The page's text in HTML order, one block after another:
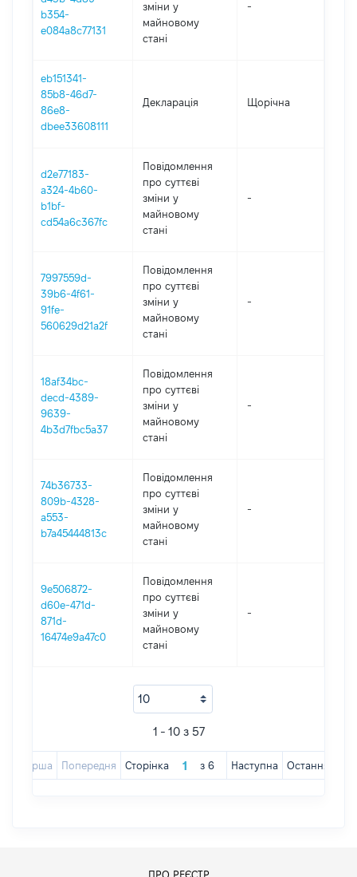
b354-
e084a8c77131
зміни y
майновому
стані
-
eb151341-
85b8-46d7-
86e8-
dbee33608111
Декларація Щорічна
d2e77183-
a324-4b60-
b1bf-
cd54a6c367fc
Повідомлення
про суттєві
зміни y
майновому
стані
-
7997559d-
39b6-4f61-
91fe-
560629d21a2f
Повідомлення
про суттєві
зміни y
майновому
стані
-
18af34bc-
decd-4389-
9639-
4b3d7fbc5a37
Повідомлення
про суттєві
зміни y
майновому
стані
-
74b36733-
809b-4328-
a553-
b7a45444813c
Повідомлення
про суттєві
зміни y
майновому
стані
-
9e506872-
d60e-471d-
871d-
16474e9a47c0
Повідомлення
про суттєві
зміни y
майновому
стані
-
1 - 10 з 57
Перша Попередня Сторінка з 6 Наступна Остання
ПРО РЕЄСТР